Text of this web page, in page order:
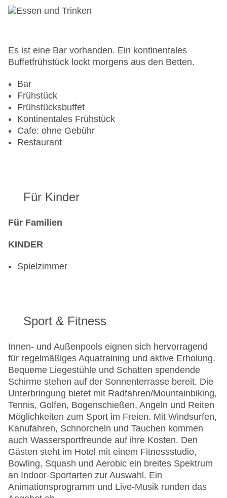
Minimarkt
Zimmerservice
Sonnenterrasse
Gesamtanzahl der Zimmer: 88
Pools:Indoor Pool, Outdoor Pool, Sonnenschirme
am Pool, Liegen am Pool
Zahlungsarten: American Express, Mastercard,
Visa
Landeskategorie: 3 Sterne
Es ist eine Bar vorhanden. Ein kontinentales
Buffetfrühstück lockt morgens aus den Betten.
Bar
Frühstück
Frühstücksbuffet
Kontinentales Frühstück
Cafe: ohne Gebühr
Restaurant
Für Kinder
Für Familien
KINDER
Spielzimmer
Sport & Fitness
Innen- und Außenpools eignen sich hervorragend
für regelmäßiges Aquatraining und aktive Erholung.
Bequeme Liegestühle und Schatten spendende
Schirme stehen auf der Sonnenterrasse bereit. Die
Unterbringung bietet mit Radfahren/Mountainbiking,
Tennis, Golfen, Bogenschießen, Angeln und Reiten
Möglichkeiten zum Sport im Freien. Mit Windsurfen,
Kanufahren, Schnorcheln und Tauchen kommen
auch Wassersportfreunde auf ihre Kosten. Den
Gästen steht im Hotel mit einem Fitnessstudio,
Bowling, Squash und Aerobic ein breites Spektrum
an Indoor-Sportarten zur Auswahl. Ein
Animationsprogramm und Live-Musik runden das